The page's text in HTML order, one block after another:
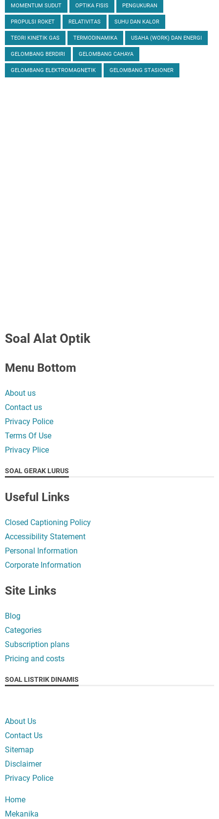
MOMENTUM SUDUT OPTIKA FISIS PENGUKURAN
PROPULSI ROKET RELATIVITAS SUHU DAN KALOR
TEORI KINETIK GAS TERMODINAMIKA USAHA (WORK) DAN ENERGI
GELOMBANG BERDIRI GELOMBANG CAHAYA
GELOMBANG ELEKTROMAGNETIK GELOMBANG STASIONER
Soal Alat Optik
Menu Bottom
About us
Contact us
Privacy Police
Terms Of Use
Privacy Plice
SOAL GERAK LURUS
Useful Links
Closed Captioning Policy
Accessibility Statement
Personal Information
Corporate Information
Site Links
Blog
Categories
Subscription plans
Pricing and costs
SOAL LISTRIK DINAMIS
About Us
Contact Us
Sitemap
Disclaimer
Privacy Police
Home
Mekanika